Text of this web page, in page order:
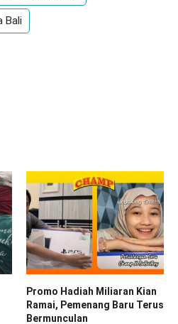
Bali
Promo Hadiah Miliaran Kian
Ramai, Pemenang Baru Terus
Bermunculan